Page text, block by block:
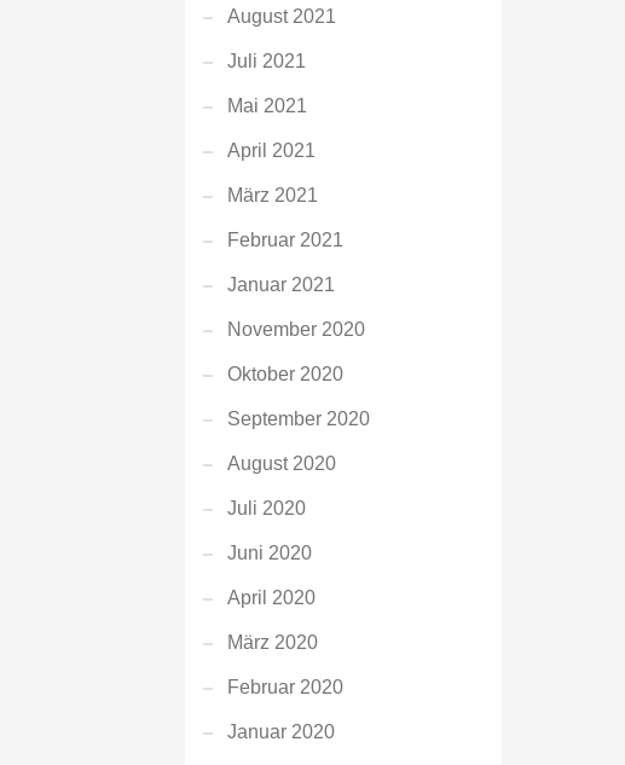
August 2021
Juli 2021
Mai 2021
April 2021
März 2021
Februar 2021
Januar 2021
November 2020
Oktober 2020
September 2020
August 2020
Juli 2020
Juni 2020
April 2020
März 2020
Februar 2020
Januar 2020